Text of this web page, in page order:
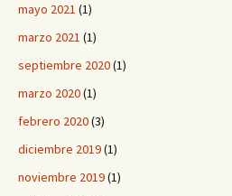
mayo 2021 (1)
marzo 2021 (1)
septiembre 2020(1)
marzo 2020(1)
febrero 2020(3)
diciembre 2019(1)
noviembre 2019(1)